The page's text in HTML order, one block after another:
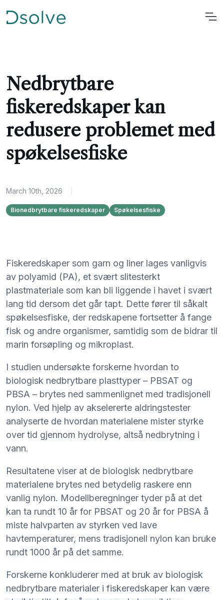
Nedbrytbare
fiskeredskaper kan
redusere problemet med
spøkelsesfiske
March 10th, 2026
Bionedbrytbare fiskeredskaper Spøkelsesfiske
Fiskeredskaper som garn og liner lages vanligvis
av polyamid (PA), et svært slitesterkt
plastmateriale som kan bli liggende i havet i svært
lang tid dersom det går tapt. Dette fører til såkalt
spøkelsesfiske, der redskapene fortsetter å fange
fisk og andre organismer, samtidig som de bidrar til
marin forsøpling og mikroplast.
I studien undersøkte forskerne hvordan to
biologisk nedbrytbare plasttyper – PBSAT og
PBSA – brytes ned sammenlignet med tradisjonell
nylon. Ved hjelp av akselererte aldringstester
analyserte de hvordan materialene mister styrke
over tid gjennom hydrolyse, altså nedbrytning i
vann.
Resultatene viser at de biologisk nedbrytbare
materialene brytes ned betydelig raskere enn
vanlig nylon. Modellberegninger tyder på at det
kan ta rundt 10 år for PBSAT og 20 år for PBSA å
miste halvparten av styrken ved lave
havtemperaturer, mens tradisjonell nylon kan bruke
rundt 1000 år på det samme.
Forskerne konkluderer med at bruk av biologisk
nedbrytbare materialer i fiskeredskaper kan være